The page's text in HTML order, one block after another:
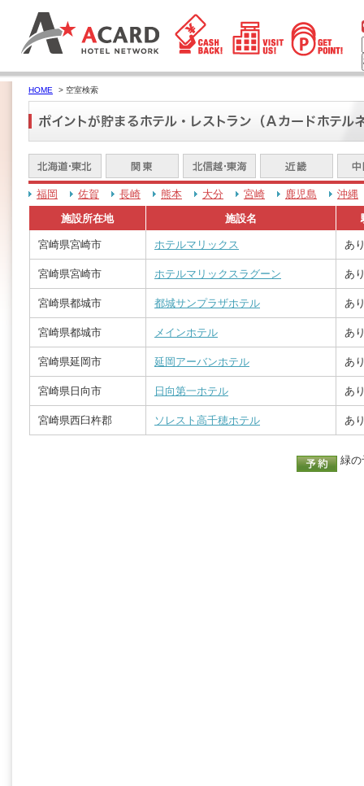
HOME > 空室検索
福岡 佐賀 長崎 熊本 大分 宮崎 鹿児島
沖縄
施設所在地
施設名
宮崎県宮崎市 ホテルマリックス あ
宮崎県宮崎市 ホテルマリックスラグーン あ
宮崎県都城市 都城サンプラザホテル あ
宮崎県都城市 メインホテル あ
宮崎県延岡市 延岡アーバンホテル あ
宮崎県日向市 日向第一ホテル あ
宮崎県西臼杵郡 ソレスト高千穂ホテル あ
緑の